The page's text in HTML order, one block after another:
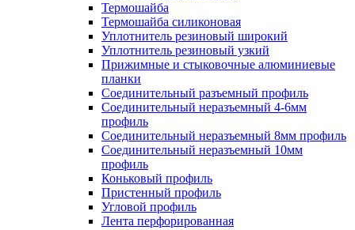
Термошайба
Термошайба силиконовая
Уплотнитель резиновый широкий
Уплотнитель резиновый узкий
Прижимные и стыковочные алюминиевые
планки
Соединительный разъемный профиль
Соединительный неразъемный 4-6мм
профиль
Соединительный неразъемный 8мм профиль
Соединительный неразъемный 10мм
профиль
Коньковый профиль
Пристенный профиль
Угловой профиль
Лента перфорированная